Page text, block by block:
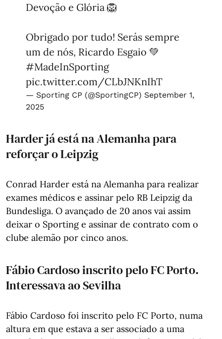
Devoção e Glória 🦁
Obrigado por tudo! Serás sempre
um de nós, Ricardo Esgaio 💚
#MadeInSporting
pic.twitter.com/CLbJNKnIhT
— Sporting CP (@SportingCP) September 1,
2025
Harder já está na Alemanha para
reforçar o Leipzig
Conrad Harder está na Alemanha para realizar
exames médicos e assinar pelo RB Leipzig da
Bundesliga. O avançado de 20 anos vai assim
deixar o Sporting e assinar de contrato com o
clube alemão por cinco anos.
Fábio Cardoso inscrito pelo FC Porto.
Interessava ao Sevilha
Fábio Cardoso foi inscrito pelo FC Porto, numa
altura em que estava a ser associado a uma